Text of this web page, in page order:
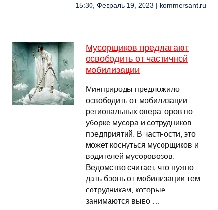
15:30, Февраль 19, 2023 | kommersant.ru
Мусорщиков предлагают
освободить от частичной
мобилизации
Минприроды предложило
освободить от мобилизации
региональных операторов по
уборке мусора и сотрудников
предприятий. В частности, это
может коснуться мусорщиков и
водителей мусоровозов.
Ведомство считает, что нужно
дать бронь от мобилизации тем
сотрудникам, которые
занимаются выво …